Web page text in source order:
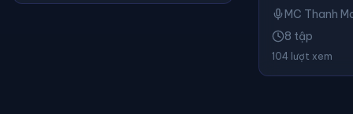
MC Thanh
8 tập
104 lượt xem